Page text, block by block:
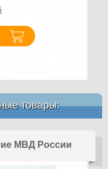
товары:
МВД России